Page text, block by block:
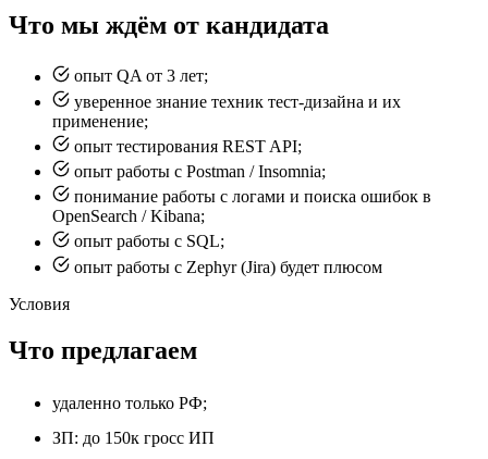
Что мы ждём от кандидата
опыт QA от 3 лет;
уверенное знание техник тест-дизайна и их
применение;
опыт тестирования REST API;
опыт работы с Postman / Insomnia;
понимание работы с логами и поиска ошибок в
OpenSearch / Kibana;
опыт работы с SQL;
опыт работы с Zephyr (Jira) будет плюсом
Условия
Что предлагаем
удаленно только РФ;
ЗП: до 150к гросс ИП